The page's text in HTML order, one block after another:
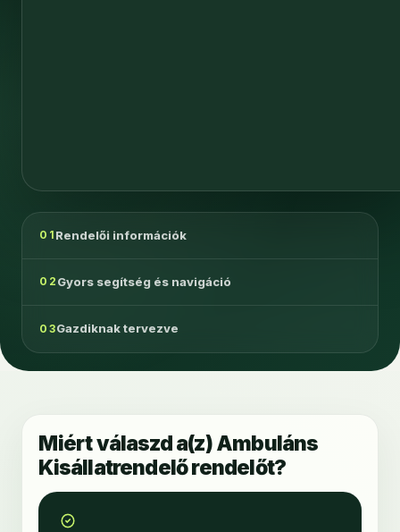
01 Rendelői információk
02 Gyors segítség és navigáció
03Gazdiknak tervezve
Miért válaszd a(z) Ambuláns
Kisállatrendelő rendelőt?